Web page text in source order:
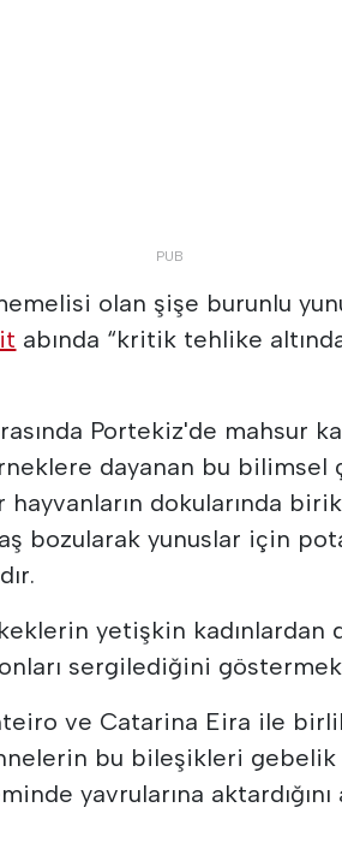
olan şişe burunlu
abında “kritik tehlike
Portekiz'de mahsur
dayanan bu bilimsel
dokularında
bozularak yunuslar için
yetişkin kadınlardan
sergilediğini
ve Catarina Eira ile
bu bileşikleri gebelik
yavrularına aktardığını